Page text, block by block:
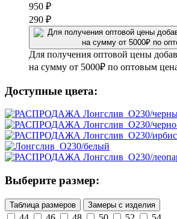
950 ₽
290 ₽
Для получения оптовой цены
на сумму от 5000₽ по оптовым
Доступные цвета:
Выберите размер:
Таблица размеров Замеры с изделия